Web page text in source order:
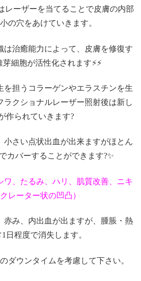
レーザーを当てることで皮膚の内部
の穴をあけていきます。
は治癒能力によって、皮膚を修復す
細胞が活性化されます⚡️⚡️
を担うコラーゲンやエラスチンを生
ラクショナルレーザー照射後は新し
作られていきます?
小さい点状出血が出来ますがほとん
カバーすることができます?✨
ワ、たるみ、ハリ、肌質改善、ニキ
レーター状の凹凸）
赤み、内出血が出ますが、腫脹・熱
日程度で消失します。
ダウンタイムを考慮して下さい。